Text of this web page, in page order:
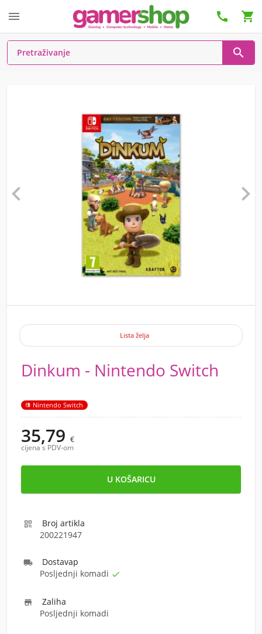
  

 
Lista želja
Dinkum - Nintendo Switch
Nintendo Switch
35,79 €
cijena s PDV-om

Broj artikla
200221947
 Dostavap
Posljednji komadi 

Zaliha
Posljednji komadi